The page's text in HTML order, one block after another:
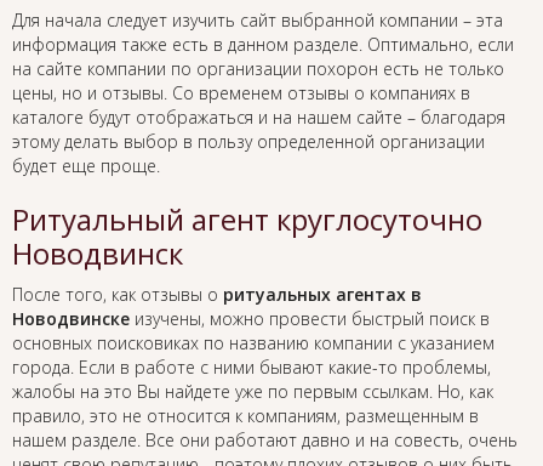
Для начала следует изучить сайт выбранной компании – эта
информация также есть в данном разделе. Оптимально, если
на сайте компании по организации похорон есть не только
цены, но и отзывы. Со временем отзывы о компаниях в
каталоге будут отображаться и на нашем сайте – благодаря
этому делать выбор в пользу определенной организации
будет еще проще.
Ритуальный агент круглосуточно
Новодвинск
После того, как отзывы о ритуальных агентах в
Новодвинске изучены, можно провести быстрый поиск в
основных поисковиках по названию компании с указанием
города. Если в работе с ними бывают какие-то проблемы,
жалобы на это Вы найдете уже по первым ссылкам. Но, как
правило, это не относится к компаниям, размещенным в
нашем разделе. Все они работают давно и на совесть, очень